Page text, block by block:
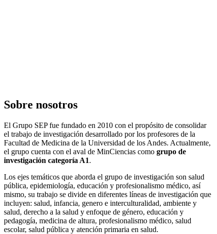
Sobre nosotros
El Grupo SEP fue fundado en 2010 con el propósito de consolidar
el trabajo de investigación desarrollado por los profesores de la
Facultad de Medicina de la Universidad de los Andes. Actualmente,
el grupo cuenta con el aval de MinCiencias como grupo de
investigación categoría A1.
Los ejes temáticos que aborda el grupo de investigación son salud
pública, epidemiología, educación y profesionalismo médico, así
mismo, su trabajo se divide en diferentes líneas de investigación que
incluyen: salud, infancia, genero e interculturalidad, ambiente y
salud, derecho a la salud y enfoque de género, educación y
pedagogía, medicina de altura, profesionalismo médico, salud
escolar, salud pública y atención primaria en salud.